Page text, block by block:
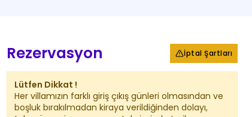
Rezervasyon İptal Şartları
Lütfen Dikkat !
Her villamızın farklı giriş çıkış günleri olmasından ve
boşluk bırakılmadan kiraya verildiğinden dolayı,